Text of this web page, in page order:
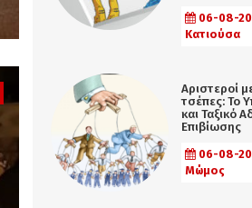
06-08-
Κατιούσα
Αριστεροί
τσέπες: Το
και Ταξικό
Επιβίωσης
06-08-
Μώμος